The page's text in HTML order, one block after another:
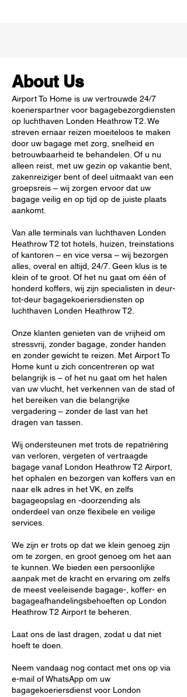
About Us
Airport To Home is uw vertrouwde 24/7
koerierspartner voor bagagebezorgdiensten
op luchthaven Londen Heathrow T2. We
streven ernaar reizen moeiteloos te maken
door uw bagage met zorg, snelheid en
betrouwbaarheid te behandelen. Of u nu
alleen reist, met uw gezin op vakantie bent,
zakenreiziger bent of deel uitmaakt van een
groepsreis – wij zorgen ervoor dat uw
bagage veilig en op tijd op de juiste plaats
aankomt.
Van alle terminals van luchthaven Londen
Heathrow T2 tot hotels, huizen, treinstations
of kantoren – en vice versa – wij bezorgen
alles, overal en altijd, 24/7. Geen klus is te
klein of te groot. Of het nu gaat om één of
honderd koffers, wij zijn specialisten in deur-
tot-deur bagagekoeriersdiensten op
luchthaven Londen Heathrow T2.
Onze klanten genieten van de vrijheid om
stressvrij, zonder bagage, zonder handen
en zonder gewicht te reizen. Met Airport To
Home kunt u zich concentreren op wat
belangrijk is – of het nu gaat om het halen
van uw vlucht, het verkennen van de stad of
het bereiken van die belangrijke
vergadering – zonder de last van het
dragen van tassen.
Wij ondersteunen met trots de repatriëring
van verloren, vergeten of vertraagde
bagage vanaf London Heathrow T2 Airport,
het ophalen en bezorgen van koffers van en
naar elk adres in het VK, en zelfs
bagageopslag en -doorzending als
onderdeel van onze flexibele en veilige
services.
We zijn er trots op dat we klein genoeg zijn
om te zorgen, en groot genoeg om het aan
te kunnen. We bieden een persoonlijke
aanpak met de kracht en ervaring om zelfs
de meest veeleisende bagage-, koffer- en
bagageafhandelingsbehoeften op London
Heathrow T2 Airport te beheren.
Laat ons de last dragen, zodat u dat niet
hoeft te doen.
Neem vandaag nog contact met ons op via
e-mail of WhatsApp om uw
bagagekoeriersdienst voor London